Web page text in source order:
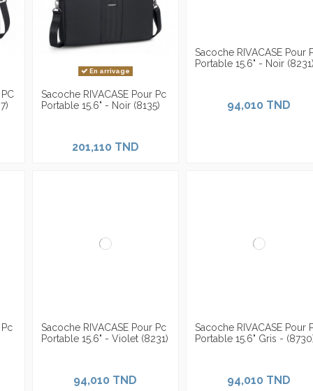
En arrivage
Sacoche RIVACASE Pour Pc
Portable 15.6" - Noir (8135)
201,110 TND
Portable 15.6" - Noir (8231)
Portable 15.6" - Violet (8231)
Portable 15.6" Gris - (8730)